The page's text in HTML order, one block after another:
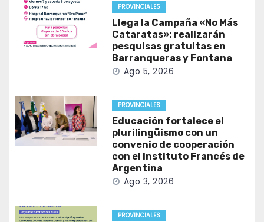
PROVINCIALES
Llega la Campaña «No Más
Cataratas»: realizarán
pesquisas gratuitas en
Barranqueras y Fontana
Ago 5, 2026
PROVINCIALES
Educación fortalece el
plurilingüismo con un
convenio de cooperación
con el Instituto Francés de
Argentina
Ago 3, 2026
PROVINCIALES